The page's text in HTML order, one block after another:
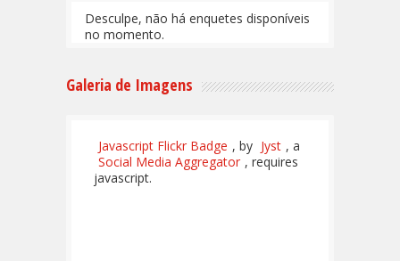
Desculpe, não há enquetes disponíveis
no momento.
Galeria de Imagens
Javascript Flickr Badge , by Jyst , a
Social Media Aggregator , requires
javascript.